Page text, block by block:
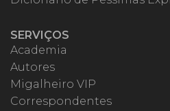
SERVIÇOS
Academia
Autores
Migalheiro VIP
Correspondentes